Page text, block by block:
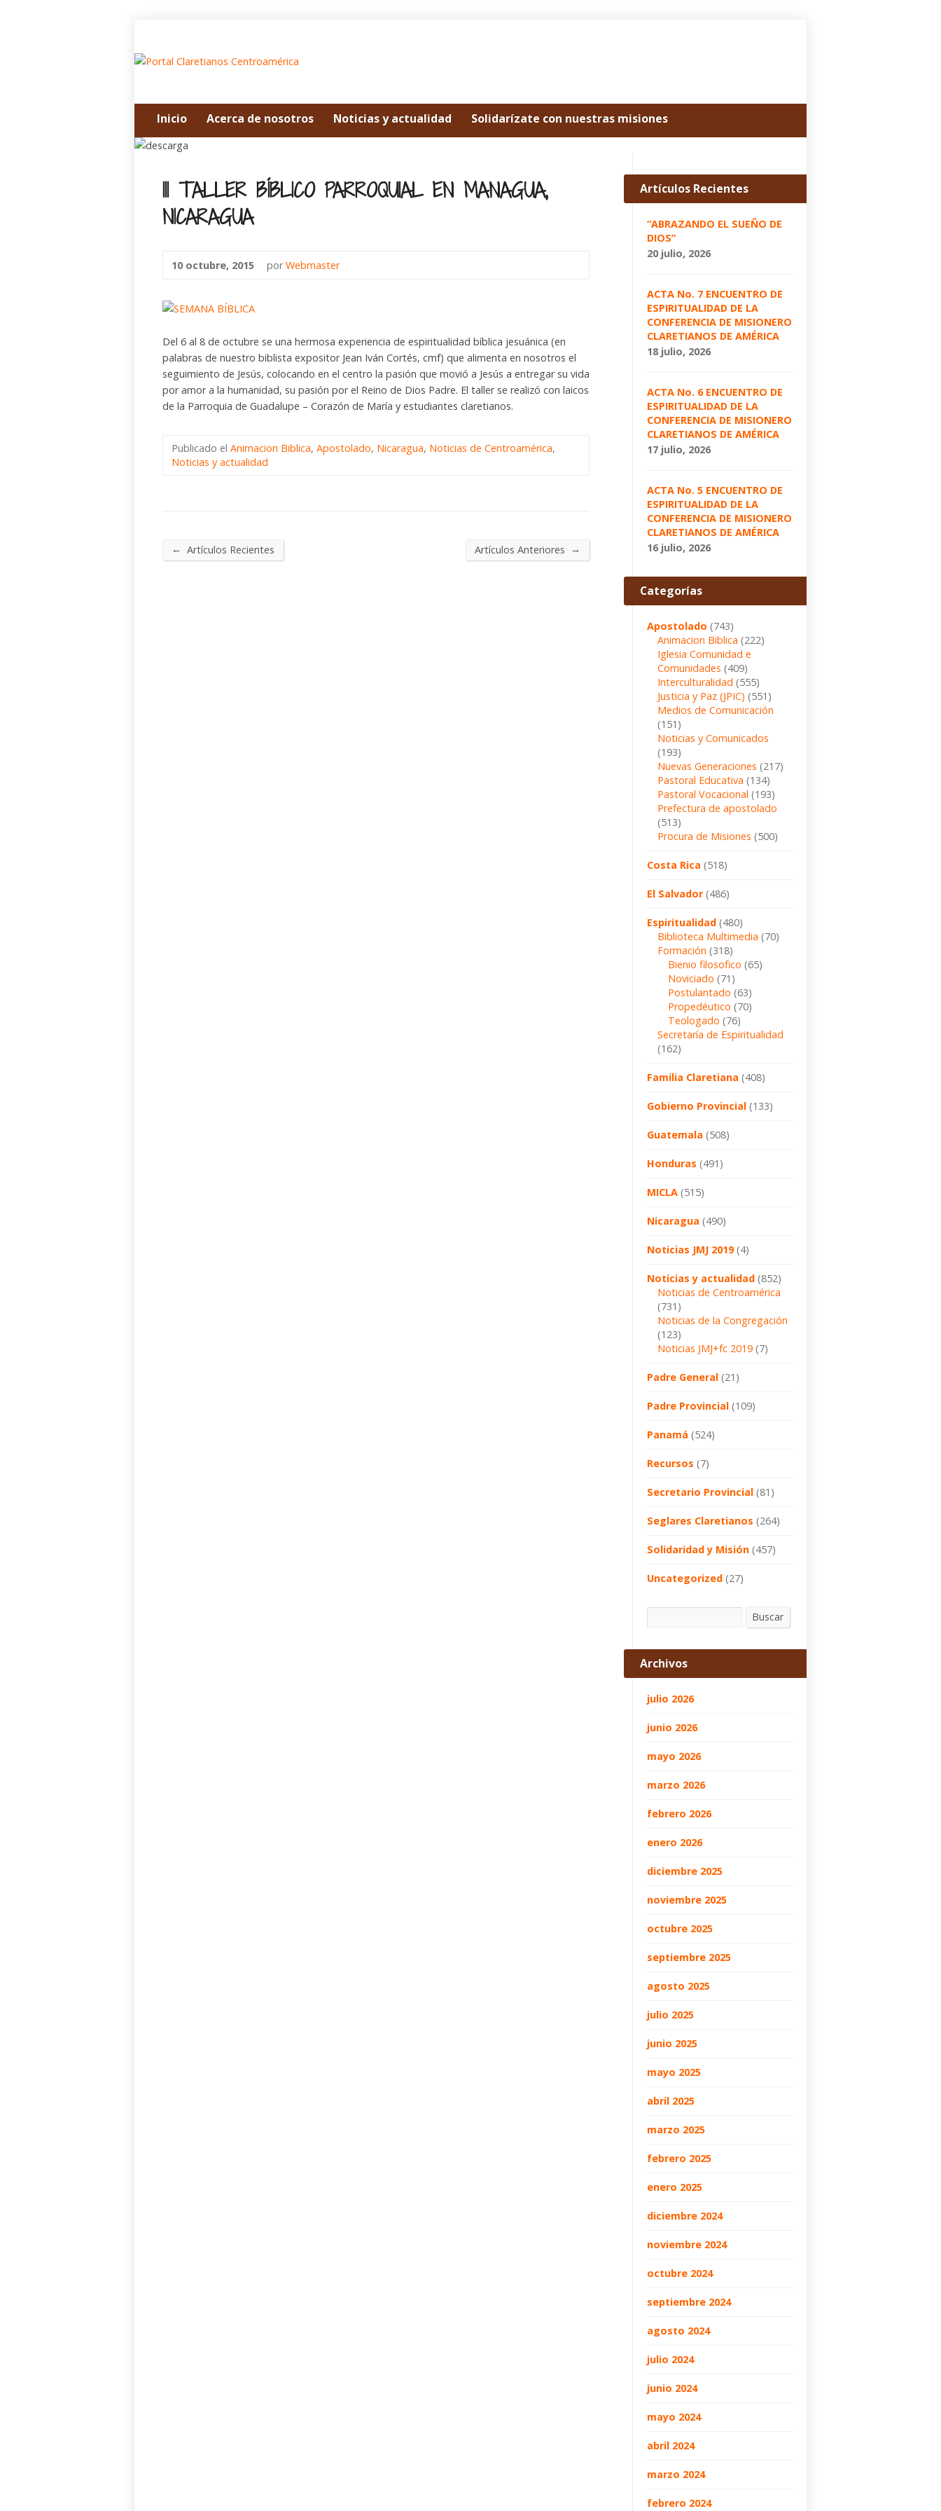
Inicio Acerca de nosotros Noticias y actualidad Solidarízate con nuestras misiones
III TALLER BÍBLICO PARROQUIAL EN MANAGUA,
NICARAGUA
10 octubre, 2015 porWebmaster
Del 6 al 8 de octubre se una hermosa experiencia de espiritualidad bíblica jesuánica (en
palabras de nuestro biblista expositor Jean Iván Cortés, cmf) que alimenta en nosotros el
seguimiento de Jesús, colocando en el centro la pasión que movió a Jesús a entregar su vida
por amor a la humanidad, su pasión por el Reino de Dios Padre. El taller se realizó con laicos
de la Parroquia de Guadalupe – Corazón de María y estudiantes claretianos.
Publicado el Animacion Biblica, Apostolado, Nicaragua, Noticias de Centroamérica,
Noticias y actualidad
← Artículos Recientes Artículos Anteriores →
Artículos Recientes
“ABRAZANDO EL SUEÑO DE
DIOS”
20 julio, 2026
ACTA No. 7 ENCUENTRO DE
ESPIRITUALIDAD DE LA
CONFERENCIA DE MISIONERO
CLARETIANOS DE AMÉRICA
18 julio, 2026
ACTA No. 6 ENCUENTRO DE
ESPIRITUALIDAD DE LA
CONFERENCIA DE MISIONERO
CLARETIANOS DE AMÉRICA
17 julio, 2026
ACTA No. 5 ENCUENTRO DE
ESPIRITUALIDAD DE LA
CONFERENCIA DE MISIONERO
CLARETIANOS DE AMÉRICA
16 julio, 2026
Categorías
Apostolado (743)
Animacion Biblica (222)
Iglesia Comunidad e
Comunidades (409)
Interculturalidad (555)
Justicia y Paz (JPIC) (551)
Medios de Comunicación
(151)
Noticias y Comunicados
(193)
Nuevas Generaciones (217)
Pastoral Educativa (134)
Pastoral Vocacional (193)
Prefectura de apostolado
(513)
Procura de Misiones (500)
Costa Rica (518)
El Salvador(486)
Espiritualidad (480)
Biblioteca Multimedia (70)
Formación (318)
Bienio filosofico (65)
Noviciado (71)
Postulantado (63)
Propedéutico (70)
Teologado (76)
Secretaría de Espiritualidad
(162)
Familia Claretiana (408)
Gobierno Provincial (133)
Guatemala (508)
Honduras (491)
MICLA (515)
Nicaragua (490)
Noticias JMJ 2019(4)
Noticias y actualidad (852)
Noticias de Centroamérica
(731)
Noticias de la Congregación
(123)
Noticias JMJ+fc 2019 (7)
Padre General (21)
Padre Provincial (109)
Panamá (524)
Recursos (7)
Secretario Provincial (81)
Seglares Claretianos (264)
Solidaridad y Misión (457)
Uncategorized (27)
Buscar
Archivos
julio 2026
junio 2026
mayo 2026
marzo 2026
febrero 2026
enero 2026
diciembre 2025
noviembre 2025
octubre 2025
septiembre 2025
agosto 2025
julio 2025
junio 2025
mayo 2025
abril 2025
marzo 2025
febrero 2025
enero 2025
diciembre 2024
noviembre 2024
octubre 2024
septiembre 2024
agosto 2024
julio 2024
junio 2024
mayo 2024
abril 2024
marzo 2024
febrero 2024